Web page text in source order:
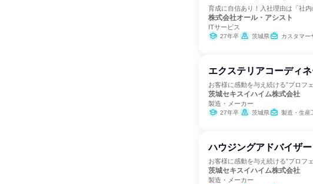
育成に自信あり！入社理由は「社内
株式会社オール・アシスト
ITサービス
27年卒 茨城県 カスタマー
エクステリアコーディ
お客様に感動を与え続ける”プロフ
茨城セキスイハイム株式会社
製造・メーカー
27年卒 茨城県 製造・生産
ハウジングアドバイザー
お客様に感動を与え続ける”プロフ
茨城セキスイハイム株式会社
製造・メーカー